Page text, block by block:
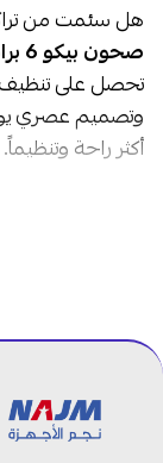
المياه والطاقة
هل سئمت من
صحون بيكو 6 برامج بعدد أماكن 14 مكان ستانلس ستيل
تحصل على تنظيف
وتصميم عصري
أكثر راحة وتنظيماً.
رقم
النوع:
عدد
عدد
نوع